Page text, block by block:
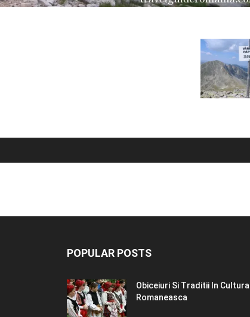
POPULAR POSTS
Obiceiuri Si Traditii In Cultura
Romaneasca